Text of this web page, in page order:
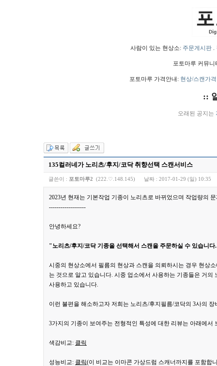
사람이 있는 현상소: 주문게시판.
포토마루 커뮤
포토마루 가격안내: 현상/스캔가격
::
오래된 공지는
135컬러네가 노리츠/후지/코닥 취향선택 스캔서비스
글쓴이 : 포토마루2 (222.♡.148.145) 날짜 : 2017-01-29 (일) 10:35
2023년 현재는 기본작업 기종이 노리츠로 바뀌었으며 작업량의
-------------------
안녕하세요?
"노리츠/후지/코닥 기종을 선택해서 스캔을 주문하실 수 있습니
시중의 현상소에서 필름의 현상과 스캔을 의뢰하시는 경우 현상
는 것으로 알고 있습니다. 시중 업소에서 사용하는 기종들은 거
사용하고 있습니다.
이런 불편을 해소하고자 저희는 노리츠/후지필름/코닥의 3사의
3가지의 기종이 보여주는 전형적인 특성에 대한 리뷰는 아래에서
색감비교: 클릭
성능비교: 클릭(이 비교는 이마콘 가상드럼 스캐너까지를 포함합